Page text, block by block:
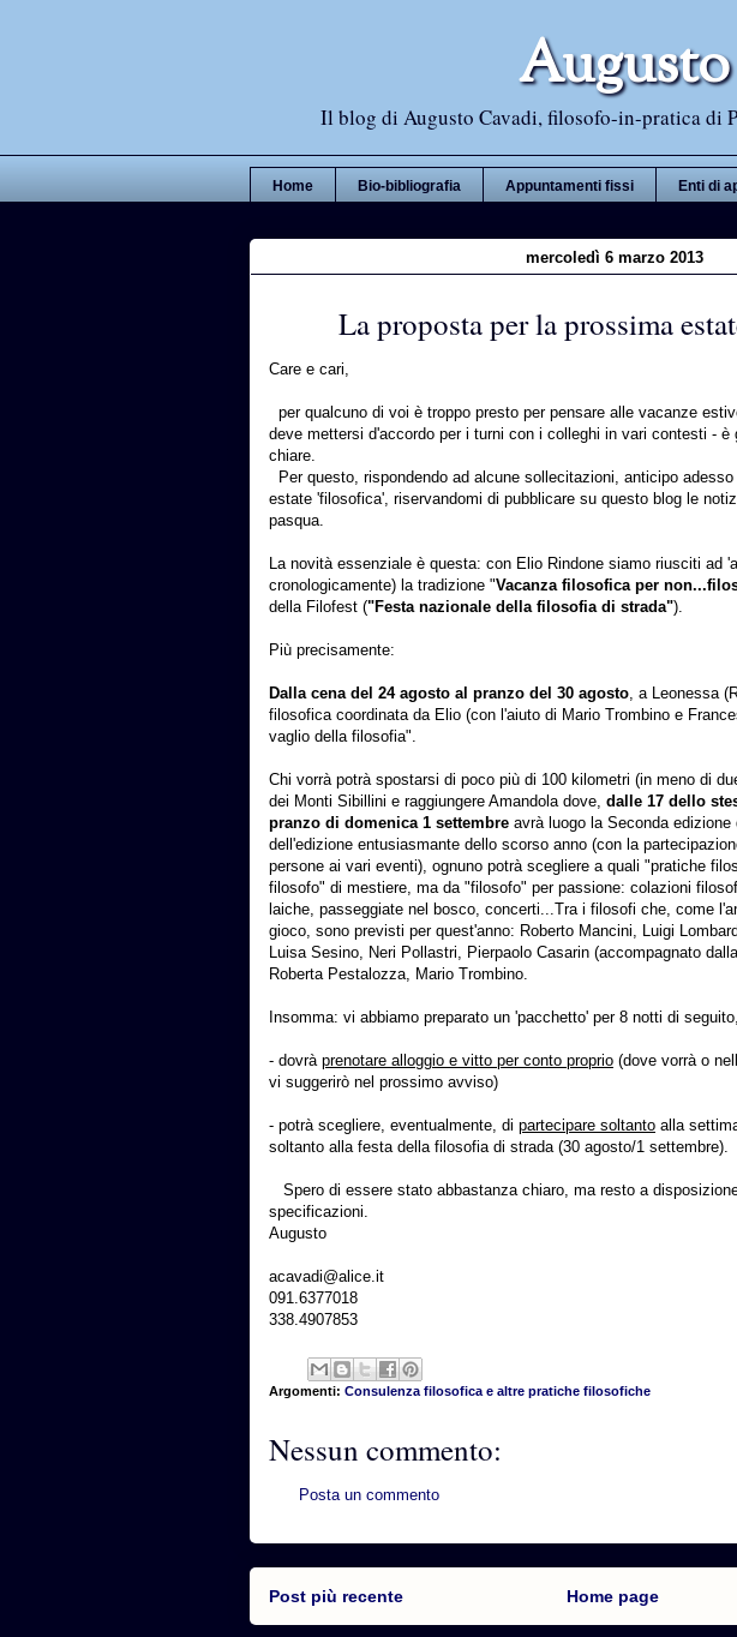
Il blog di Augusto Cavadi, filosofo-in-pratica di
Home Bio-bibliografia Appuntamenti fissi Enti di
mercoledì 6 marzo 2013
La proposta per la prossima
Care e cari,
per qualcuno di voi è troppo presto per pensare alle vacanze
deve mettersi d'accordo per i turni con i colleghi in vari contesti - è
chiare.
Per questo, rispondendo ad alcune sollecitazioni, anticipo
estate 'filosofica', riservandomi di pubblicare su questo blog le
pasqua.
La novità essenziale è questa: con Elio Rindone siamo riusciti ad
cronologicamente) la tradizione "Vacanza filosofica per
della Filofest ("Festa nazionale della filosofia di strada").
Più precisamente:
Dalla cena del 24 agosto al pranzo del 30 agosto, a Leonessa
filosofica coordinata da Elio (con l'aiuto di Mario Trombino e
vaglio della filosofia".
Chi vorrà potrà spostarsi di poco più di 100 kilometri (in meno di
dei Monti Sibillini e raggiungere Amandola dove, dalle 17 dello
pranzo di domenica 1 settembre avrà luogo la Seconda
dell'edizione entusiasmante dello scorso anno (con la
persone ai vari eventi), ognuno potrà scegliere a quali "pratiche
filosofo" di mestiere, ma da "filosofo" per passione: colazioni
laiche, passeggiate nel bosco, concerti...Tra i filosofi che, come
gioco, sono previsti per quest'anno: Roberto Mancini, Luigi
Luisa Sesino, Neri Pollastri, Pierpaolo Casarin (accompagnato
Roberta Pestalozza, Mario Trombino.
Insomma: vi abbiamo preparato un 'pacchetto' per 8 notti di
- dovrà prenotare alloggio e vitto per conto proprio (dove vorrà o
vi suggerirò nel prossimo avviso)
- potrà scegliere, eventualmente, di partecipare soltanto alla
soltanto alla festa della filosofia di strada (30 agosto/1 settembre).
Spero di essere stato abbastanza chiaro, ma resto a
specificazioni.
Augusto
acavadi@alice.it
091.6377018
338.4907853
Argomenti: Consulenza filosofica e altre pratiche filosofiche
Nessun commento:
Posta un commento
Post più recente Home page